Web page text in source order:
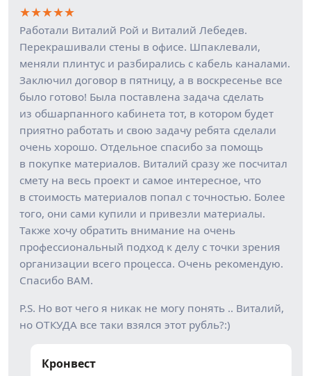
★★★★★
Работали Виталий Рой и Виталий Лебедев.
Перекрашивали стены в офисе. Шпаклевали,
меняли плинтус и разбирались с кабель каналами.
Заключил договор в пятницу, а в воскресенье все
было готово! Была поставлена задача сделать
из обшарпанного кабинета тот, в котором будет
приятно работать и свою задачу ребята сделали
очень хорошо. Отдельное спасибо за помощь
в покупке материалов. Виталий сразу же посчитал
смету на весь проект и самое интересное, что
в стоимость материалов попал с точностью. Более
того, они сами купили и привезли материалы.
Также хочу обратить внимание на очень
профессиональный подход к делу с точки зрения
организации всего процесса. Очень рекомендую.
Спасибо ВАМ.
P.S. Но вот чего я никак не могу понять .. Виталий,
но ОТКУДА все таки взялся этот рубль?:)
Кронвест